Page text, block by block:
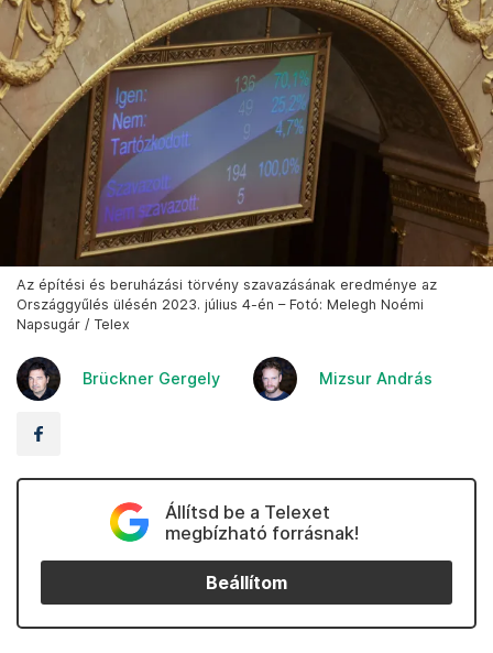
Az építési és beruházási törvény szavazásának eredménye az
Országgyűlés ülésén 2023. július 4-én – Fotó: Melegh Noémi
Napsugár / Telex
Brückner Gergely Mizsur András
Állítsd be a Telexet
megbízható forrásnak!
Beállítom